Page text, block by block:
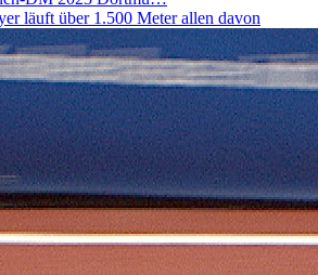
läuft über 1.500 Meter allen davon